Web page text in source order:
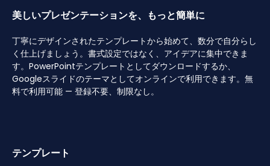
美しいプレゼンテーションを、もっと簡単に
丁寧にデザインされたテンプレートから始めて、数分で自分らし
く仕上げましょう。書式設定ではなく、アイデアに集中できま
す。PowerPointテンプレートとしてダウンロードするか、
Googleスライドのテーマとしてオンラインで利用できます。無
料で利用可能 — 登録不要、制限なし。
テンプレート